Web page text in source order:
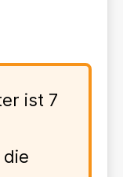
ist 7